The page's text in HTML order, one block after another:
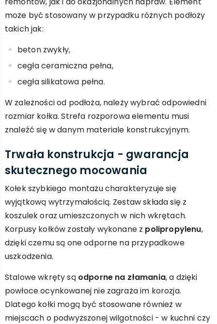
może być stosowany w przypadku różnych podłoży
takich jak:
beton zwykły,
cegła ceramiczna pełna,
cegła silikatowa pełna.
W zależności od podłoża, należy wybrać odpowiedni
rozmiar kołka. Strefa rozporowa elementu musi
znaleźć się w danym materiale konstrukcyjnym.
Trwała konstrukcja - gwarancja
skutecznego mocowania
Kołek szybkiego montażu charakteryzuje się
wyjątkową wytrzymałością. Zestaw składa się z
koszulek oraz umieszczonych w nich wkrętach.
Korpusy kołków zostały wykonane z polipropylenu,
dzięki czemu są one odporne na przypadkowe
uszkodzenia.
Stalowe wkręty są odporne na złamania, a dzięki
powłoce ocynkowanej nie zagraża im korozja.
Dlatego kołki mogą być stosowane również w
miejscach o podwyższonej wilgotności - w kuchni czy